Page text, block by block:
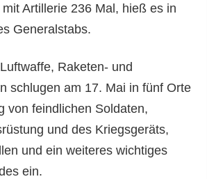
Artillerie 236 Mal, hieß es in
Generalstabs.
Raketen- und
schlugen am 17. Mai in fünf Orte
von feindlichen Soldaten,
und des Kriegsgeräts,
und ein weiteres wichtiges
ein.